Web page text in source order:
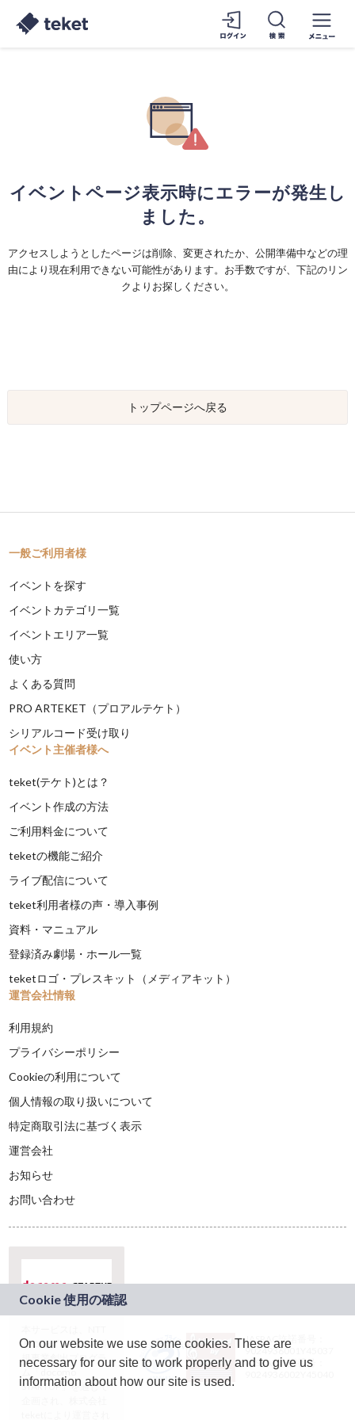
イベントページ表示時にエラーが発生し
ました。
アクセスしようとしたページは削除、変更されたか、公開準備中などの理
由により現在利用できない可能性があります。お手数ですが、下記のリン
クよりお探しください。
トップページへ戻る
一般ご利用者様
イベントを探す
イベントカテゴリ一覧
イベントエリア一覧
使い方
よくある質問
PRO ARTEKET（プロアルテケト）
シリアルコード受け取り
イベント主催者様へ
teket(テケト)とは？
イベント作成の方法
ご利用料金について
teketの機能ご紹介
ライブ配信について
teket利用者様の声・導入事例
資料・マニュアル
登録済み劇場・ホール一覧
teketロゴ・プレスキット（メディアキット）
運営会社情報
利用規約
プライバシーポリシー
Cookieの利用について
個人情報の取り扱いについて
特定商取引法に基づく表示
運営会社
お知らせ
お問い合わせ
ドコモグループの新
規事業創出プログラ
ム「docomo
STARTUP」を通じて
JASRAC許諾番号：
9024936001Y45037
JASRAC許諾番号：
On our website we use some cookies. These are
necessary for our site to work properly and to give us
information about how our site is used.